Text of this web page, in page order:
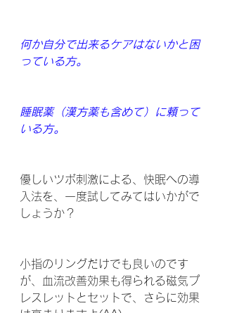
何か自分で出来るケアはないかと困
っている方。
睡眠薬（漢方薬も含めて）に頼って
いる方。
優しいツボ刺激による、快眠への導
入法を、一度試してみてはいかがで
しょうか？
小指のリングだけでも良いのです
が、血流改善効果も得られる磁気プ
レスレットとセットで、さらに効果